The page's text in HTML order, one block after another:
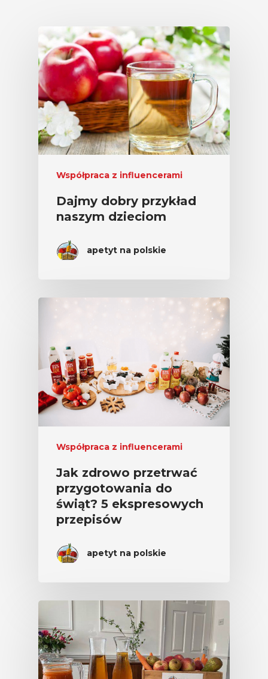
Współpraca z influencerami
Dajmy dobry przykład
naszym dzieciom
apetyt na polskie
Współpraca z influencerami
Jak zdrowo przetrwać
przygotowania do
świąt? 5 ekspresowych
przepisów
apetyt na polskie